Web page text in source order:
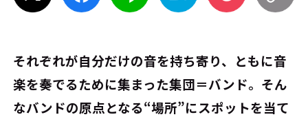
それぞれが自分だけの音を持ち寄り、ともに音
楽を奏でるために集まった集団＝バンド。そん
なバンドの原点となる“場所”にスポットを当て